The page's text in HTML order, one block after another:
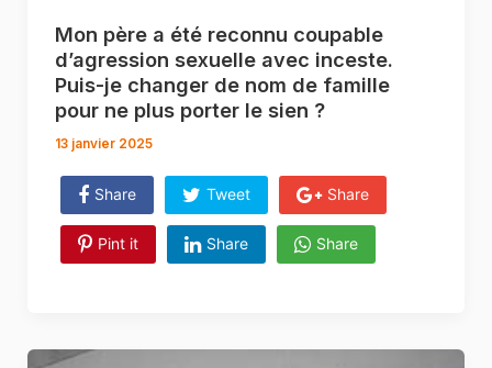
Mon père a été reconnu coupable
d’agression sexuelle avec inceste.
Puis-je changer de nom de famille
pour ne plus porter le sien ?
13 janvier 2025
Share Tweet Share
Pint it Share Share